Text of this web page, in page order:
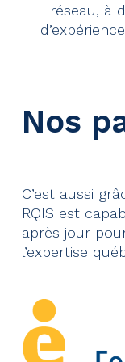
réseau, à
Nos
C’est aussi
RQIS est
après jour
l’expertise